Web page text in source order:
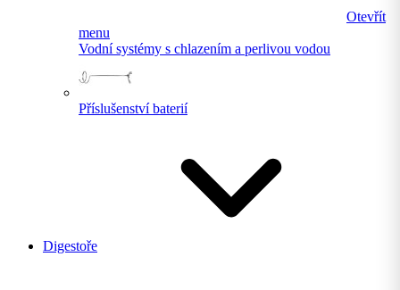
Otevřít
menu
Vodní systémy s chlazením a perlivou vodou
Příslušenství baterií
Digestoře